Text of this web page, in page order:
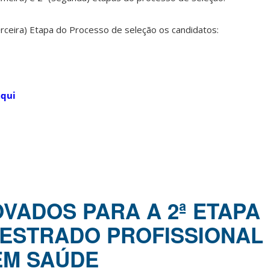
Etapa do Processo de seleção os candidatos:
PARA A 2ª ETAPA
PROFISSIONAL
SAÚDE